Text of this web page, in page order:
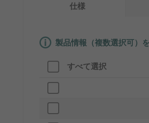
仕様
製品情報（複数選択可）
すべて選択